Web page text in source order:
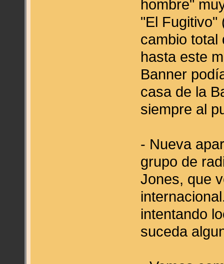
hombre"
"El Fugitivo"
cambio total
hasta este
Banner
casa de la
siempre al
- Nueva
grupo de
Jones, que
intentando
suceda